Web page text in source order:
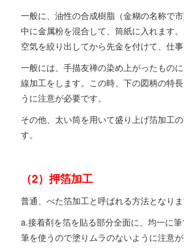
一般に、油性の合成樹脂（金糊の名称で
中に金属粉を混合して、筒紙に入れます
空気を絞り出してから先金を付けて、仕事
一般には、手描友禅の染め上がったもの
線加工をします。この時、下の図柄の特
うに注意が必要です。
その他、太い筒を用いて盛り上げ箔加工
す。
（2）押箔加工
普通、べた箔加工と呼ばれる方法となりま
a.接着剤を箔を貼る部分全面に、均一に筆
筆を使うので塗りムラのないように注意が